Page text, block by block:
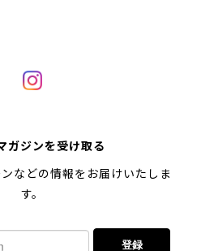
ガジンを受け取る
などの情報をお届けいたしま
す。
登録